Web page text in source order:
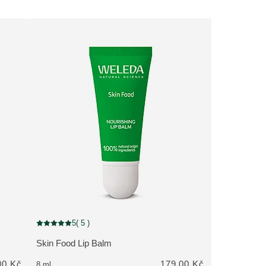
6 zákazníky
Kč
ZOBRAZIT PRODUKT:
Skin Food Lip Balm
Aktuální hodnocení: 5 z 5 hvězdiček hodnoceno 5 zákazníky
5( 5 )
179,00 Kč